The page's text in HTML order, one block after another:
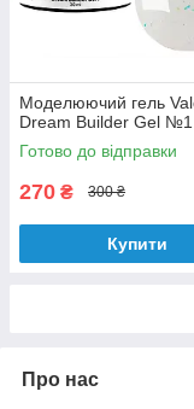
Моделюючий гель
Dream Builder Gel
Готово до відправки
270 ₴ 300 ₴
Купити
Про нас